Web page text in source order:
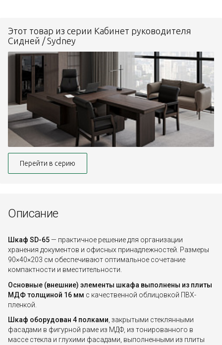
Этот товар из серии Кабинет руководителя
Сидней / Sydney
Перейти в серию
Описание
Шкаф SD-65— практичное решение для организации
хранения документов и офисных принадлежностей. Размеры
90×40×203 см обеспечивают оптимальное сочетание
компактности и вместительности.
Основные (внешние) элементы шкафа выполнены из плиты
МДФ толщиной 16 мм с качественной облицовкой ПВХ-
пленкой.
Шкаф оборудован 4 полками, закрытыми стеклянными
фасадами в фигурной раме из МДФ, из тонированного в
массе стекла и глухими фасадами, выполненными из плиты